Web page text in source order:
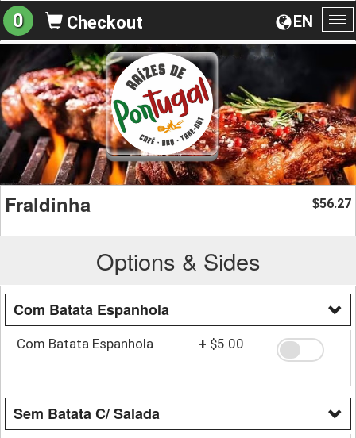
EN
0 Checkout
Fraldinha $56.27
Options & Sides
Com Batata Espanhola
Com Batata Espanhola + $5.00
Sem Batata C/ Salada